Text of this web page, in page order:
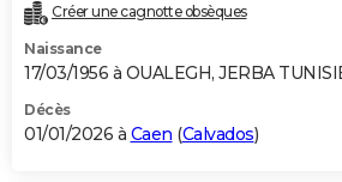
Créer une cagnotte obsèques
Naissance
17/03/1956 à OUALEGH, JERBA
Décès
01/01/2026 à Caen (Calvados)